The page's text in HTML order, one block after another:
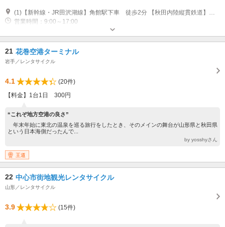
(1)【新幹線・JR田沢湖線】角館駅下車 徒歩2分 【秋田内陸縦貫鉄道】角館駅下車 徒歩2分
営業時間：9:00～17:00
21 花巻空港ターミナル
岩手／レンタサイクル
4.1
(20件)
【料金】1台1日 300円
“これぞ地方空港の良さ”
年末年始に東北の温泉を巡る旅行をしたとき、そのメインの舞台が山形県と秋田県
という日本海側だったんで...
by yosshyさん
王道
22 中心市街地観光レンタサイクル
山形／レンタサイクル
3.9 (15件)